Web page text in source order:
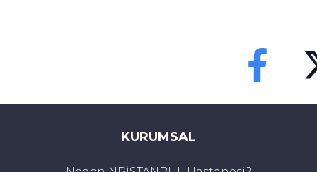
hastayı suçlarlar. Unutmayın ki yeme
Aşırı müdahaleci davranmayın: Bazı ergenler
Ona kilo aldırmaya çalışmayın: Unutmayın ki
KURUMSAL